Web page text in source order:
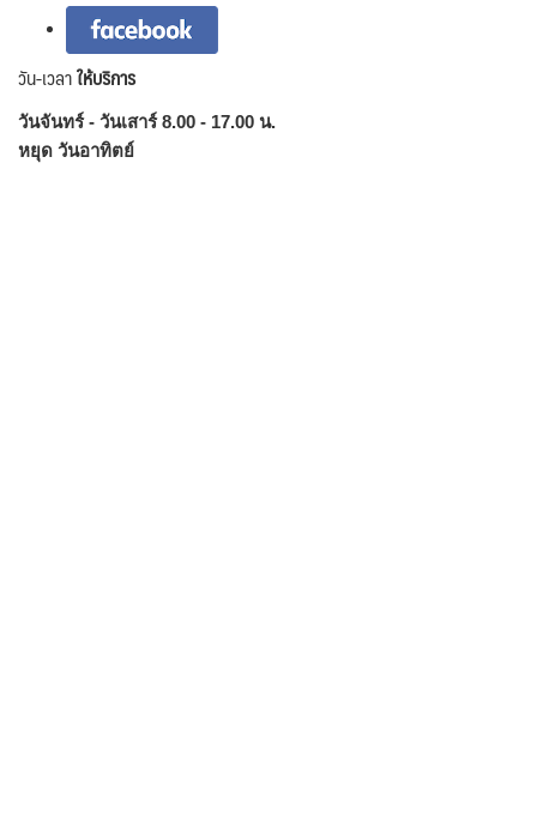
วัน-เวลาให้บริการ
วันจันทร์ - วันเสาร์ 8.00 - 17.00 น.
หยุด วันอาทิตย์